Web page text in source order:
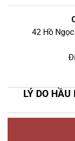
42 Hồ
LÝ DO